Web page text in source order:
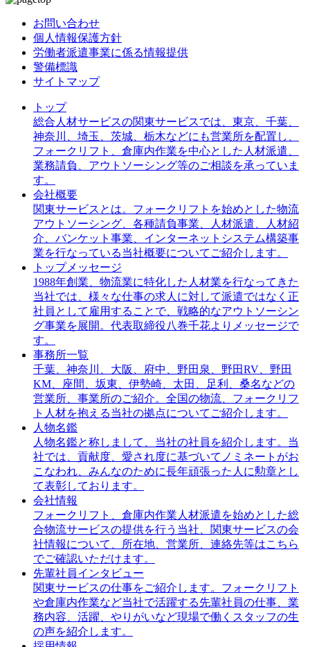
お問い合わせ
個人情報保護方針
労働者派遣事業に係る情報提供
警備標識
サイトマップ
トップ
総合人材サービスの関東サービスでは、東京、千葉、
神奈川、埼玉、茨城、栃木などにも営業所を配置し、
フォークリフト、倉庫内作業を中心とした人材派遣、
業務請負、アウトソーシング等のご相談を承っていま
す。
会社概要
関東サービスとは。フォークリフトを始めとした物流
アウトソーシング、各種請負事業、人材派遣、人材紹
介、バンケット事業、インターネットシステム構築事
業を行なっている当社概要についてご紹介します。
トップメッセージ
1988年創業、物流業に特化した人材業を行なってきた
当社では、様々な仕事の求人に対して派遣ではなく正
社員として雇用することで、戦略的なアウトソーシン
グ事業を展開。代表取締役八巻千花よりメッセージで
す。
事務所一覧
千葉、神奈川、大阪、府中、野田泉、野田RV、野田
KM、座間、坂東、伊勢崎、太田、足利、桑名などの
営業所、事業所のご紹介。全国の物流、フォークリフ
ト人材を抱える当社の拠点についてご紹介します。
人物名鑑
人物名鑑と称しまして、当社の社員を紹介します。当
社では、貢献度、愛され度に基づいてノミネートがお
こなわれ、みんなのために長年頑張った人に勲章とし
て表彰しております。
会社情報
フォークリフト、倉庫内作業人材派遣を始めとした総
合物流サービスの提供を行う当社、関東サービスの会
社情報について、所在地、営業所、連絡先等はこちら
でご確認いただけます。
先輩社員インタビュー
関東サービスの仕事をご紹介します。フォークリフト
や倉庫内作業など当社で活躍する先輩社員の仕事、業
務内容、活躍、やりがいなど現場で働くスタッフの生
の声を紹介します。